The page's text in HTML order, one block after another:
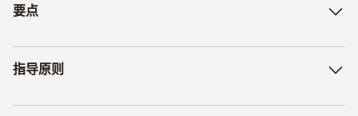
水从固态转变为气态，而不通过液相
干燥后的材料被称为冻干制品
Die Produkte werden in einer Vorrichtung auf den
herunter gekühlt. Sobald die Gefriertemperatur erreicht
要点
进行板温度测量
指导原则